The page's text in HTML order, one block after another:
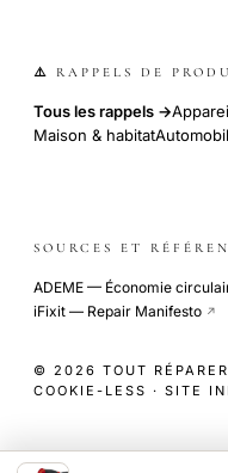
⚠️ RAPPELS DE
Tous les rappels →
Maison & habitat
SOURCES ET
ADEME — Économie
iFixit — Repair Manifesto ↗
© 2026 TOUT RÉPARER
COOKIE-LESS · SITE